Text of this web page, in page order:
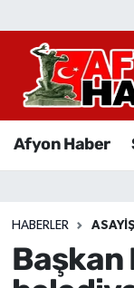
Afyon Haber
HABERLER
Başkan
Afyon
Sağlık